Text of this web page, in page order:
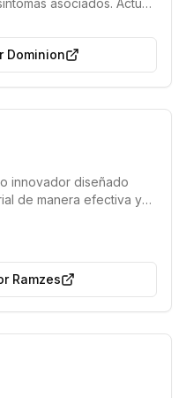
asociados. Actúa
niveles de colesterol,
contra eventos
ataques al corazón y
Dominion
innovador diseñado
de manera efectiva y
disminuyendo
y ataques
Ramzes